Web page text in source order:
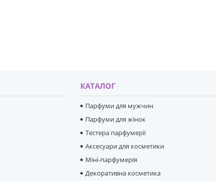
КАТАЛОГ
Парфуми для мужчин
Парфуми для жінок
Тестера парфумерії
Аксесуари для косметики
Міні-парфумерія
Декоративна косметика